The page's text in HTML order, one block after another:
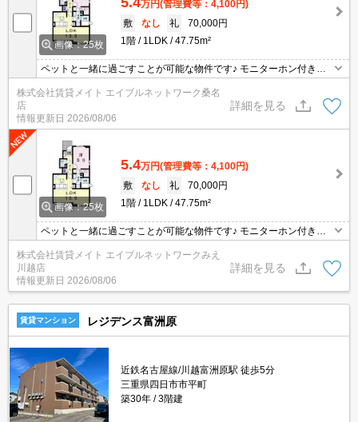
画像：25枚
万円(管理費等：4,100円)
敷
なし 礼
70,000円
1階
1LDK 47.75m²
ペットと一緒に過ごすことが可能な物件です♪ モニターホン付きの
お部屋です。お部屋から訪問者を確認できるのでセキュリティ面は
もちろん知らない人やセールスに対応する必要もありません。
株式会社賃貸メイト エイブルネットワーク桑名
店
情報更新日 2026/08/06
詳細を見る
画像：25枚
5.4万円(管理費等：4,100円)
敷
なし 礼
70,000円
1階
1LDK 47.75m²
ペットと一緒に過ごすことが可能な物件です♪ モニターホン付きの
お部屋です。お部屋から訪問者を確認できるのでセキュリティ面は
もちろん知らない人やセールスに対応する必要もありません。
株式会社賃貸メイト エイブルネットワークみえ
川越店
情報更新日 2026/08/06
詳細を見る
賃貸マンション レジデンス富洲原
近鉄名古屋線/川越富洲原駅 徒歩5分
三重県四日市市平町
築30年
3階建